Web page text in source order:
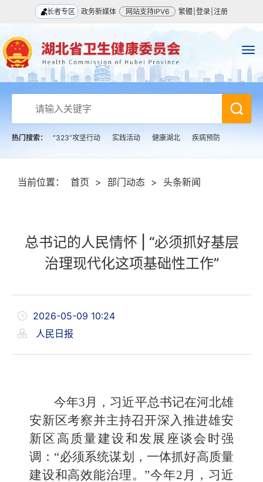
长者专区 政务新媒体 网站支持IPV6 繁體 登录 注册
热门搜索： “323”攻坚行动 实践活动 健康湖北 疾病预防
当前位置： 首页 > 部门动态 > 头条新闻
总书记的人民情怀 | “必须抓好基层
治理现代化这项基础性工作”
2026-05-09 10:24
人民日报
今年3月，习近平总书记在河北雄
安新区考察并主持召开深入推进雄安
新区高质量建设和发展座谈会时强
调：“必须系统谋划，一体抓好高质量
建设和高效能治理。”今年2月，习近